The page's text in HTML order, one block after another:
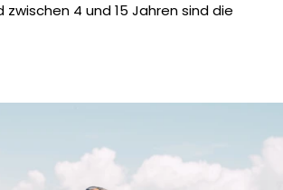
zwischen 4 und 15 Jahren sind die